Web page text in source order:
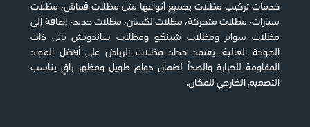
خدمات تركيب مظلات بجميع أنواعها مثل مظلات قماش، مظلات
سيارات، مظلات متحركة، مظلات لكسان، مظلات حديد، إضافة إلى
مظلات سواتر ومظلات شينكو ومظلات ساندوتش بانل ذات
الجودة العالية. يعتمد حداد مظلات الرياض على أفضل المواد
المقاومة للحرارة والصدأ لضمان دوام طويل ومظهر راقٍ يناسب
التصميم الخارجي للمكان.